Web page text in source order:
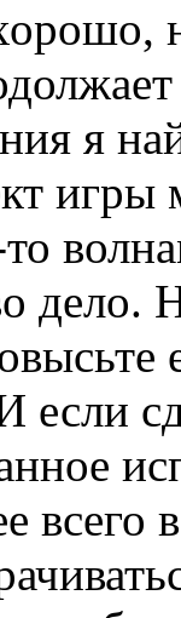
я
то
дело.
если
всего